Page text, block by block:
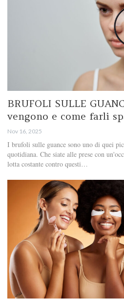
BRUFOLI SULLE
vengono e come farli
Nov 16, 2025
I brufoli sulle guance sono uno di quei
quotidiana. Che siate alle prese con
lotta costante contro questi…